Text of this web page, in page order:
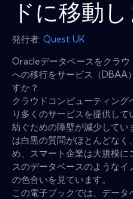
ドに移動
発行者: Quest UK
Oracleデータベースをクラ
への移行をサービス（DBAA
すか？
クラウドコンピューティン
り多くのサービスを提供し
紡ぐための障壁が減少してい
は白黒の質問がほとんどな
め、スマート企業は大規模
スのデータベースのような
の色合いを見ています。
この電子ブックでは、デー